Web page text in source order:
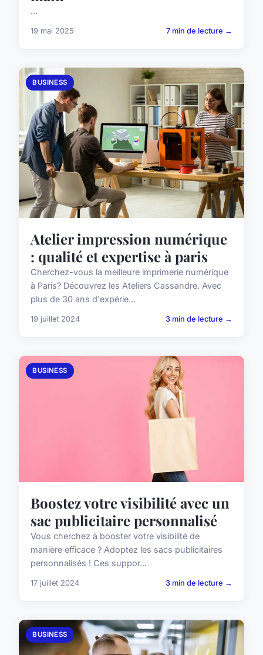
...
19 mai 2025 7 min de lecture →
BUSINESS
Atelier impression numérique
: qualité et expertise à paris
Cherchez-vous la meilleure imprimerie numérique
à Paris? Découvrez les Ateliers Cassandre. Avec
plus de 30 ans d'expérie...
19 juillet 2024 3 min de lecture →
BUSINESS
Boostez votre visibilité avec un
sac publicitaire personnalisé
Vous cherchez à booster votre visibilité de
manière efficace ? Adoptez les sacs publicitaires
personnalisés ! Ces suppor...
17 juillet 2024 3 min de lecture →
BUSINESS